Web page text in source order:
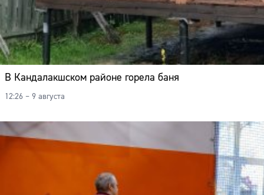
В Кандалакшском районе горела баня
12:26 – 9 августа